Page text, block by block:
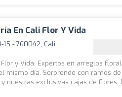
En Cali Flor Y Vida
15 - 760042, Cali
y Vida: Expertos en arreglos
mismo día. Sorprende con ramos
nuestras exclusivas cajas de flores.